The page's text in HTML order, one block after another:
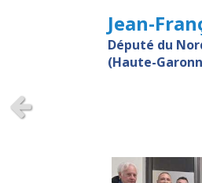
Jean-
Député du
(Haute-
Slide précédent